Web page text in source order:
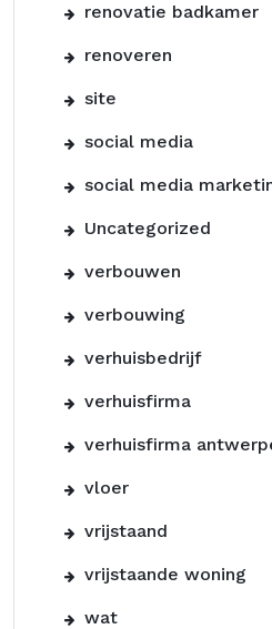
renovatie badkamer
renoveren
site
social media
social media
Uncategorized
verbouwen
verbouwing
verhuisbedrijf
verhuisfirma
verhuisfirma
vloer
vrijstaand
vrijstaande woning
wat